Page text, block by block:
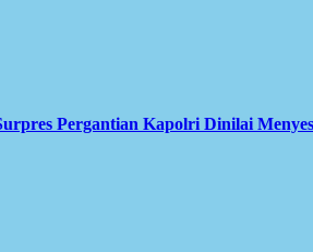
Pergantian Kapolri Dinilai